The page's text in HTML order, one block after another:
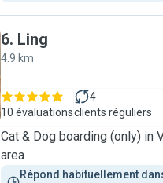
6. Ling
4.9 km
10 évaluations
4
clients réguliers
Cat & Dog boarding (only) in
area
Répond habituellement